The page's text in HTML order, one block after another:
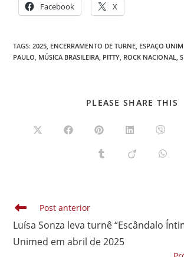
Facebook X
TAGS:2025 ENCERRAMENTO DE TURNE ESPAÇO
PAULO MÚSICA BRASILEIRA PITTY ROCK NACIONAL
PLEASE SHARE THIS
Abre
Abre Abre
uma
nova
Abre
uma
nova
Abre
uma
nova
Abre Abre Abre
Leia
artigos
Post anterior
Luísa Sonza leva turnê “Escândalo
Unimed em abril de 2025